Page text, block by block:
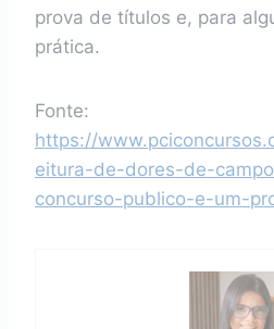
prova de títulos e, para
prática.
Fonte:
https://
eitura-de-dores-de-
concurso-publico-e-um-